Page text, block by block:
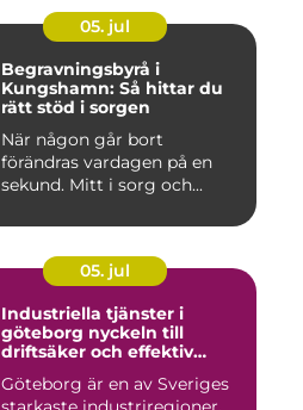
05. jul
Begravningsbyrå i
Kungshamn: Så hittar du
rätt stöd i sorgen
När någon går bort
förändras vardagen på en
sekund. Mitt i sorg och...
05. jul
Industriella tjänster i
göteborg nyckeln till
driftsäker och effektiv
Göteborg är en av Sveriges